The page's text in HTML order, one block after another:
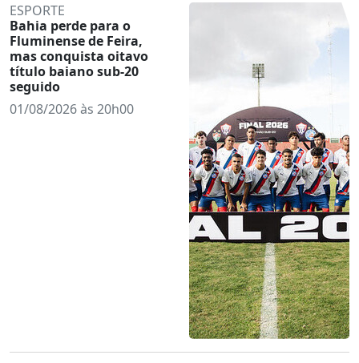
ESPORTE
Bahia perde para o
Fluminense de Feira,
mas conquista oitavo
título baiano sub-20
seguido
01/08/2026 às 20h00